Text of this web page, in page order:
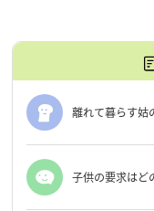
離れて暮らす姑
子供の要求はど